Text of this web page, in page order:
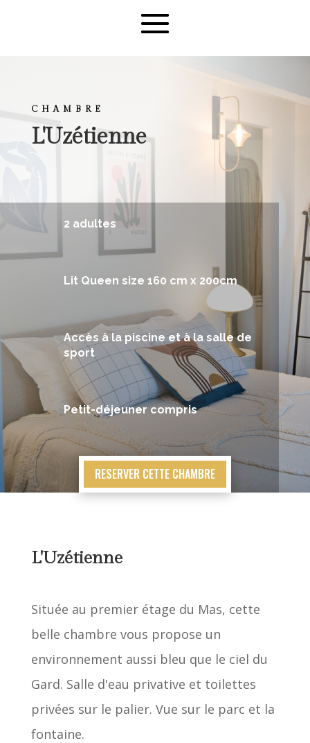
CHAMBRE
L'Uzétienne
2 adultes
Lit Queen size 160 cm x 200cm
Accès à la piscine et à la salle de
sport
Petit-déjeuner compris
RESERVER CETTE CHAMBRE
L'Uzétienne
Située au premier étage du Mas, cette
belle chambre vous propose un
environnement aussi bleu que le ciel du
Gard. Salle d'eau privative et toilettes
privées sur le palier. Vue sur le parc et la
fontaine.